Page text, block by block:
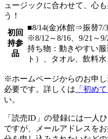
ュージックに合わせて、心
う！
初回
持参
品
■8/14(金)休館⇒振替7/
※8/12～8/16、9/21～
持ち物：動きやすい
ト）、タオル、飲料
※ホームページからのお申
必要です。詳しくは 「初め
い。
「読売ID」の登録には一人
ですが、メールアドレスを